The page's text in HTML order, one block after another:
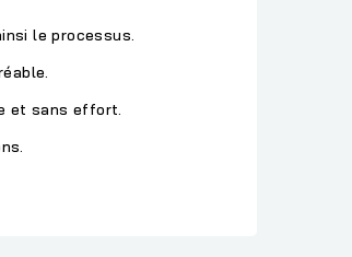
le processus.
et sans effort.